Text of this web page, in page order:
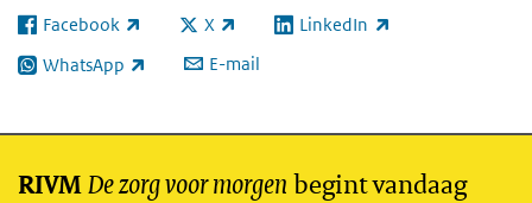
Facebook
(externe link) X
(externe link) LinkedIn
(externe link)
WhatsApp
(externe link) E-mail
RIVMDe zorg voor morgen begint vandaag